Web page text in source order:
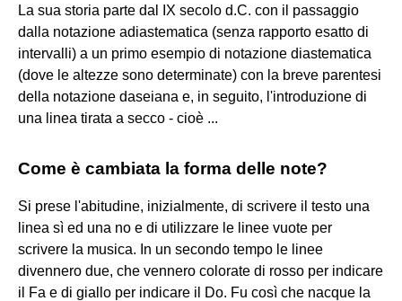
La sua storia parte dal IX secolo d.C. con il passaggio
dalla notazione adiastematica (senza rapporto esatto di
intervalli) a un primo esempio di notazione diastematica
(dove le altezze sono determinate) con la breve parentesi
della notazione daseiana e, in seguito, l'introduzione di
una linea tirata a secco - cioè ...
Come è cambiata la forma delle note?
Si prese l'abitudine, inizialmente, di scrivere il testo una
linea sì ed una no e di utilizzare le linee vuote per
scrivere la musica. In un secondo tempo le linee
divennero due, che vennero colorate di rosso per indicare
il Fa e di giallo per indicare il Do. Fu così che nacque la